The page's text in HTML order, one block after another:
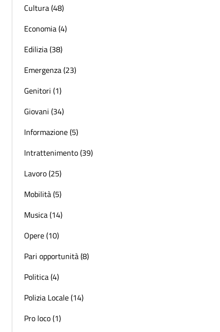
Cultura (48)
Economia (4)
Edilizia (38)
Emergenza (23)
Genitori (1)
Giovani (34)
Informazione (5)
Intrattenimento (39)
Lavoro (25)
Mobilità (5)
Musica (14)
Opere (10)
Pari opportunità (8)
Politica (4)
Polizia Locale (14)
Pro loco (1)